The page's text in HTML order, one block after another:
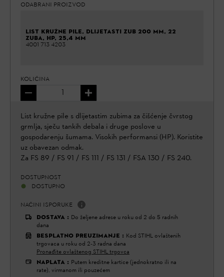
ODABRANI PROIZVOD
LIST KRUŽNE PILE, DLIJETASTI ZUB 200 MM, 22
ZUBA, HP, 25,4 MM
4001 713 4203
KOLIČINA
List kružne pile s dlijetastim zubima za čišćenje čvrstog
grmlja, sječu tankih debala i druge poslove u
gospodarenju šumama. Visokih performansi (HP). Koristite
uz obavezan odmak.
Za FS 89 / FS 91 / FS 111 / FS 131 / FSA 130 / FS 240.
DOSTUPNOST
DOSTUPNO
NAČINI ISPORUKE
DOSTAVA : Do željene adrese u roku od 2 do 5 radnih
dana
BESPLATNO PREUZIMANJE : Kod STIHL ovlaštenih
trgovaca u roku od 2-3 radna dana
Pronađite ovlaštenog STIHL trgovca
NAPLATA : Putem kreditne kartice (jednokratno ili na
rate), virmanom ili pouzećem